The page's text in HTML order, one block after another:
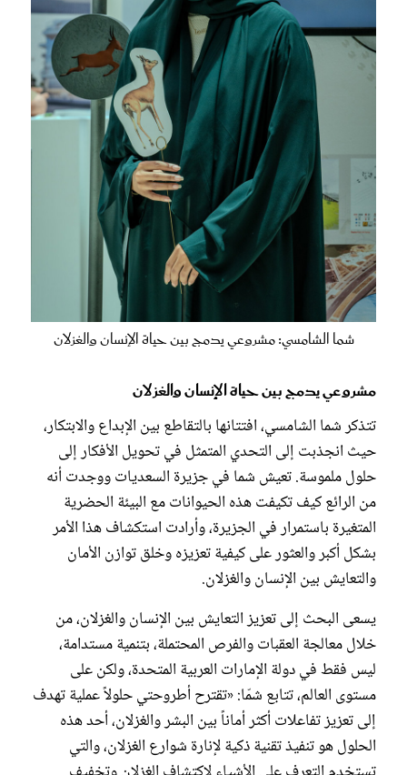
شما الشامسي: مشروعي يدمج بين حياة الإنسان والغزلان
مشروعي يدمج بين حياة الإنسان والغزلان
تتذكر شما الشامسي، افتتانها بالتقاطع بين الإبداع والابتكار،
حيث انجذبت إلى التحدي المتمثل في تحويل الأفكار إلى
حلول ملموسة. تعيش شما في جزيرة السعديات ووجدت أنه
من الرائع كيف تكيفت هذه الحيوانات مع البيئة الحضرية
المتغيرة باستمرار في الجزيرة، وأرادت استكشاف هذا الأمر
بشكل أكبر والعثور على كيفية تعزيزه وخلق توازن الأمان
والتعايش بين الإنسان والغزلان.
يسعى البحث إلى تعزيز التعايش بين الإنسان والغزلان، من
خلال معالجة العقبات والفرص المحتملة، بتنمية مستدامة،
ليس فقط في دولة الإمارات العربية المتحدة، ولكن على
مستوى العالم، تتابع شمّا: «تقترح أطروحتي حلولاً عملية تهدف
إلى تعزيز تفاعلات أكثر أماناً بين البشر والغزلان، أحد هذه
الحلول هو تنفيذ تقنية ذكية لإنارة شوارع الغزلان، والتي